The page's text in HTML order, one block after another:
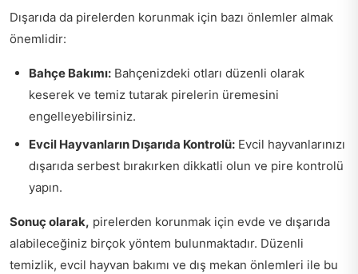
Dışarıda da pirelerden korunmak için bazı önlemler almak
önemlidir:
Bahçe Bakımı: Bahçenizdeki otları düzenli olarak
keserek ve temiz tutarak pirelerin üremesini
engelleyebilirsiniz.
Evcil Hayvanların Dışarıda Kontrolü: Evcil hayvanlarınızı
dışarıda serbest bırakırken dikkatli olun ve pire kontrolü
yapın.
Sonuç olarak, pirelerden korunmak için evde ve dışarıda
alabileceğiniz birçok yöntem bulunmaktadır. Düzenli
temizlik, evcil hayvan bakımı ve dış mekan önlemleri ile bu